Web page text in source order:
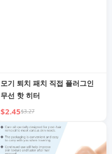
모기 퇴치 패치 직접 플러그인
무선 핫 히터
$2.45$3.27